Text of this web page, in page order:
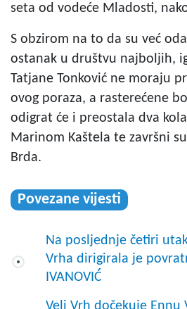
seta od vodeće Mladosti,
S obzirom na to da su već
ostanak u društvu najboljih,
Tatjane Tonković ne moraju
ovog poraza, a rasterećene
odigrat će i preostala dva
Marinom Kaštela te završni
Brda.
Povezane vijesti
Na posljednje četiri
Vrha dirigirala je
IVANOVIĆ
Veli Vrh dočekuje Ennu